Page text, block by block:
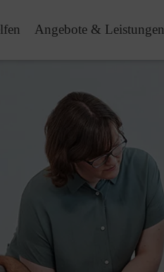
Angebote & Leistungen